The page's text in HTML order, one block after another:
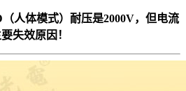
人体模式）耐压是2000V，但电流
失效原因！